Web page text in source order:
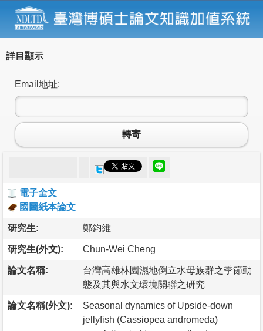
詳目顯示
Email地址:
轉寄
電子全文
國圖紙本論文
研究生: 鄭鈞維
研究生(外文): Chun-Wei Cheng
論文名稱:
台灣高雄林園濕地倒立水母族群之季節動
態及其與水文環境關聯之研究
論文名稱(外文):
Seasonal dynamics of Upside-down
jellyfish (Cassiopea andromeda)